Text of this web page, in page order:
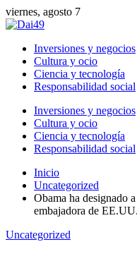
viernes, agosto 7
Inversiones y negocios
Cultura y ocio
Ciencia y tecnología
Responsabilidad social
Inversiones y negocios
Cultura y ocio
Ciencia y tecnología
Responsabilidad social
Inicio
Uncategorized
Obama ha designado
embajadora de
Uncategorized